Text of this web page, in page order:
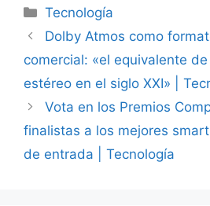
Categorías
Tecnología
Dolby Atmos como
comercial: «el equivalente
estéreo en el siglo XXI» |
Vota en los Premios
finalistas a los mejores
de entrada | Tecnología